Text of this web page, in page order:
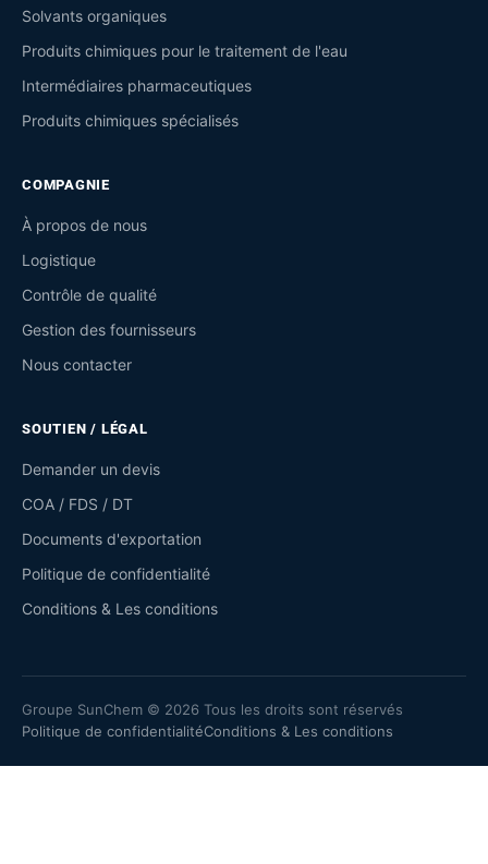
Solvants organiques
Produits chimiques pour le traitement de l'eau
Intermédiaires pharmaceutiques
Produits chimiques spécialisés
COMPAGNIE
À propos de nous
Logistique
Contrôle de qualité
Gestion des fournisseurs
Nous contacter
SOUTIEN / LÉGAL
Demander un devis
COA / FDS / DT
Documents d'exportation
Politique de confidentialité
Conditions & Les conditions
Groupe SunChem © 2026 Tous les droits sont réservés
Politique de confidentialitéConditions & Les conditions